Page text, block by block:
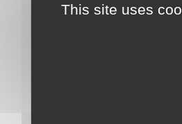
This site uses